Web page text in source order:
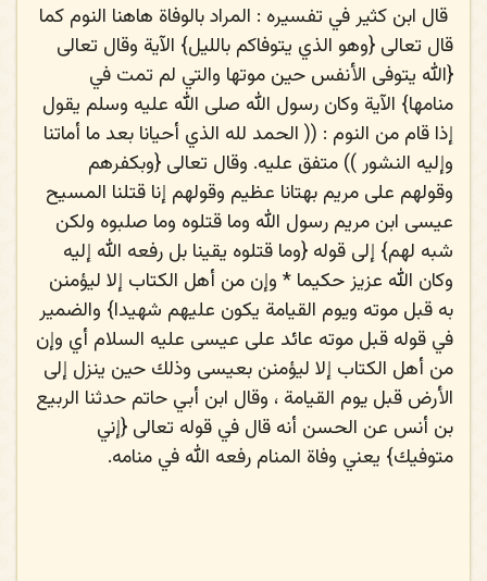
قال ابن كثير في تفسيره : المراد بالوفاة هاهنا النوم كما
قال تعالى {وهو الذي يتوفاكم بالليل} الآية وقال تعالى
{الله يتوفى الأنفس حين موتها والتي لم تمت في
منامها} الآية وكان رسول الله صلى الله عليه وسلم يقول
إذا قام من النوم : (( الحمد لله الذي أحيانا بعد ما أماتنا
وإليه النشور )) متفق عليه. وقال تعالى {وبكفرهم
وقولهم على مريم بهتانا عظيم وقولهم إنا قتلنا المسيح
عيسى ابن مريم رسول الله وما قتلوه وما صلبوه ولكن
شبه لهم} إلى قوله {وما قتلوه يقينا بل رفعه الله إليه
وكان الله عزيز حكيما * وإن من أهل الكتاب إلا ليؤمنن
به قبل موته ويوم القيامة يكون عليهم شهيدا} والضمير
في قوله قبل موته عائد على عيسى عليه السلام أي وإن
من أهل الكتاب إلا ليؤمنن بعيسى وذلك حين ينزل إلى
الأرض قبل يوم القيامة ، وقال ابن أبي حاتم حدثنا الربيع
بن أنس عن الحسن أنه قال في قوله تعالى {إني
متوفيك} يعني وفاة المنام رفعه الله في منامه.